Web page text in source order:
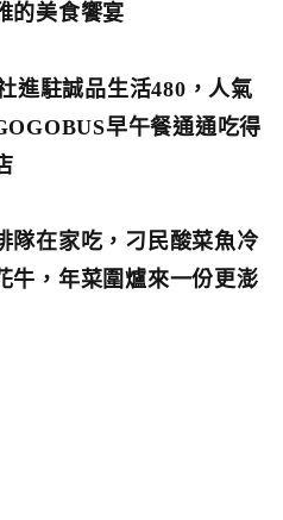
的美食饗宴
進駐誠品生活480，人氣
早午餐通通吃得
隊在家吃，刁民酸菜魚冷
牛，年菜圍爐來一份更澎